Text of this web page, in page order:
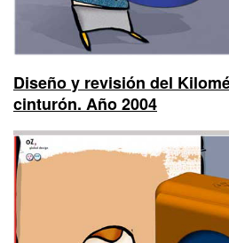
Diseño y revisión del
cinturón. Año 2004